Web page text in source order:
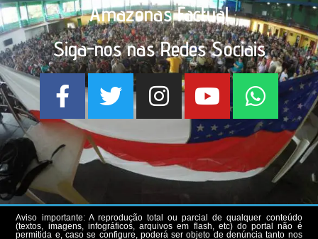
Amazonas Factual
Siga-nos nas Redes Sociais
Aviso importante: A reprodução total ou parcial de qualquer conteúdo
(textos, imagens, infográficos, arquivos em flash, etc) do portal não é
permitida e, caso se configure, poderá ser objeto de denúncia tanto nos